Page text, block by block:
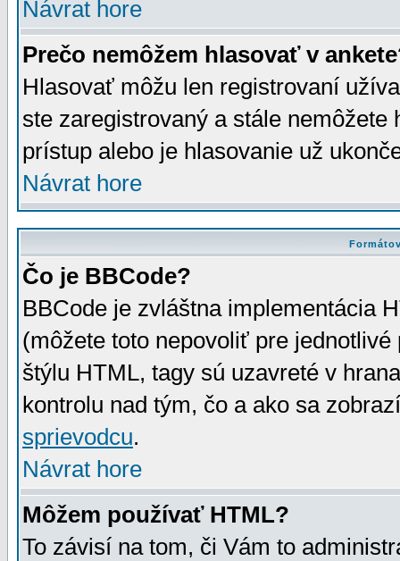
Návrat hore
Prečo nemôžem hlasovať v
Hlasovať môžu len registrovaní
ste zaregistrovaný a stále
prístup alebo je hlasovanie už
Návrat hore
Čo je BBCode?
BBCode je zvláštna implementácia
(môžete toto nepovoliť pre
štýlu HTML, tagy sú uzavreté v
kontrolu nad tým, čo a ako sa
sprievodcu.
Návrat hore
Môžem používať HTML?
To závisí na tom, či Vám to